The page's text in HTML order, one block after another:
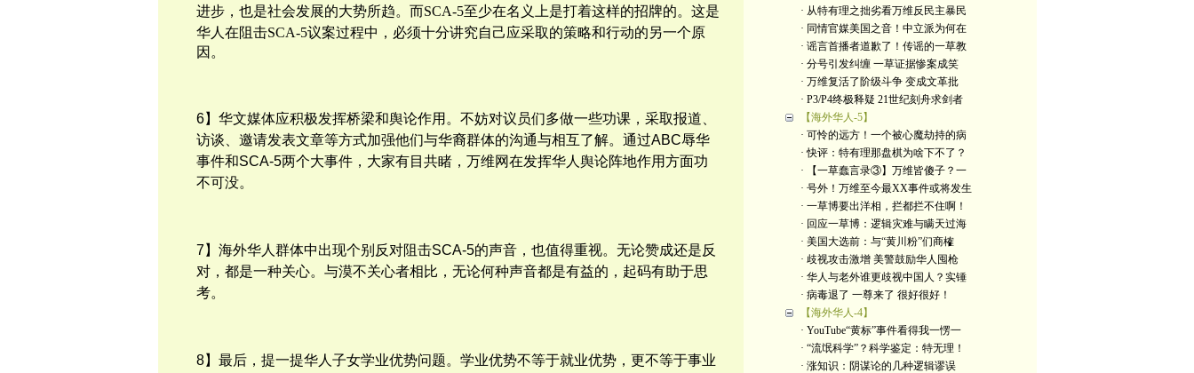
进步，也是社会发展的大势所趋。而SCA-5至少在名义上是打着这样的招牌的。这是
华人在阻击SCA-5议案过程中，必须十分讲究自己应采取的策略和行动的另一个原
因。
6】华文媒体应积极发挥桥梁和舆论作用。不妨对议员们多做一些功课，采取报道、
访谈、邀请发表文章等方式加强他们与华裔群体的沟通与相互了解。通过ABC辱华
事件和SCA-5两个大事件，大家有目共睹， 万维网在发挥华人舆论阵地作用方面功
不可没。
7】海外华人群体中出现个别反对阻击SCA-5的声音，也值得重视。无论赞成还是反
对，都是一种关心。与漠不关心者相比，无论何种声音都是有益的，起码有助于思
考。
8】最后，提一提华人子女学业优势问题。学业优势不等于就业优势，更不等于事业
· 从特有理之拙劣看万维反民主暴民
· 同情官媒美国之音！中立派为何在
· 谣言首播者道歉了！传谣的一草教
· 分号引发纠缠 一草证据惨案成笑
· 万维复活了阶级斗争 变成文革批
· P3/P4终极释疑 21世纪刻舟求剑者
【海外华人-5】
· 可怜的远方！一个被心魔劫持的病
· 快评：特有理那盘棋为啥下不了？
· 【一草蠢言录③】万维皆傻子？一
· 号外！万维至今最XX事件或将发生
· 一草博要出洋相，拦都拦不住啊！
· 回应一草博：逻辑灾难与瞒天过海
· 美国大选前：与“黄川粉”们商榷
· 歧视攻击激增 美警鼓励华人囤枪
· 华人与老外谁更歧视中国人？实锤
· 病毒退了 一尊来了 很好很好！
【海外华人-4】
· YouTube“黄标”事件看得我一愣一
· “流氓科学”？科学鉴定：特无理！
· 涨知识：阴谋论的几种逻辑谬误